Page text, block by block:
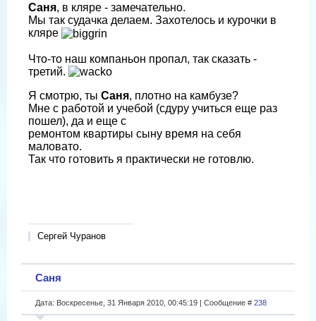
Саня, в кляре - замечательно.
Мы так судачка делаем. Захотелось и курочки в
кляре
Что-то наш компаньон пропал, так сказать -
третий.
Я смотрю, ты Саня, плотно на камбузе?
Мне с работой и учебой (сдуру учиться еще раз
пошел), да и еще с
ремонтом квартиры сыну время на себя
маловато.
Так что готовить я практически не готовлю.
Сергей Чуранов
Саня
Дата: Воскресенье, 31 Января 2010, 00:45:19 | Сообщение # 238